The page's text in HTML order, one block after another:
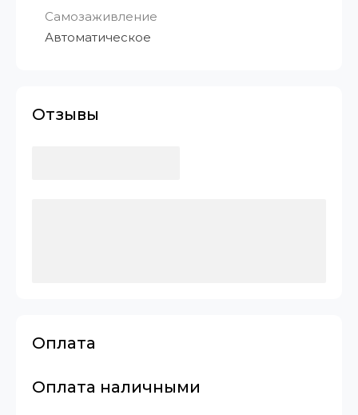
Самозаживление
Автоматическое
Отзывы
Оплата
Оплата наличными